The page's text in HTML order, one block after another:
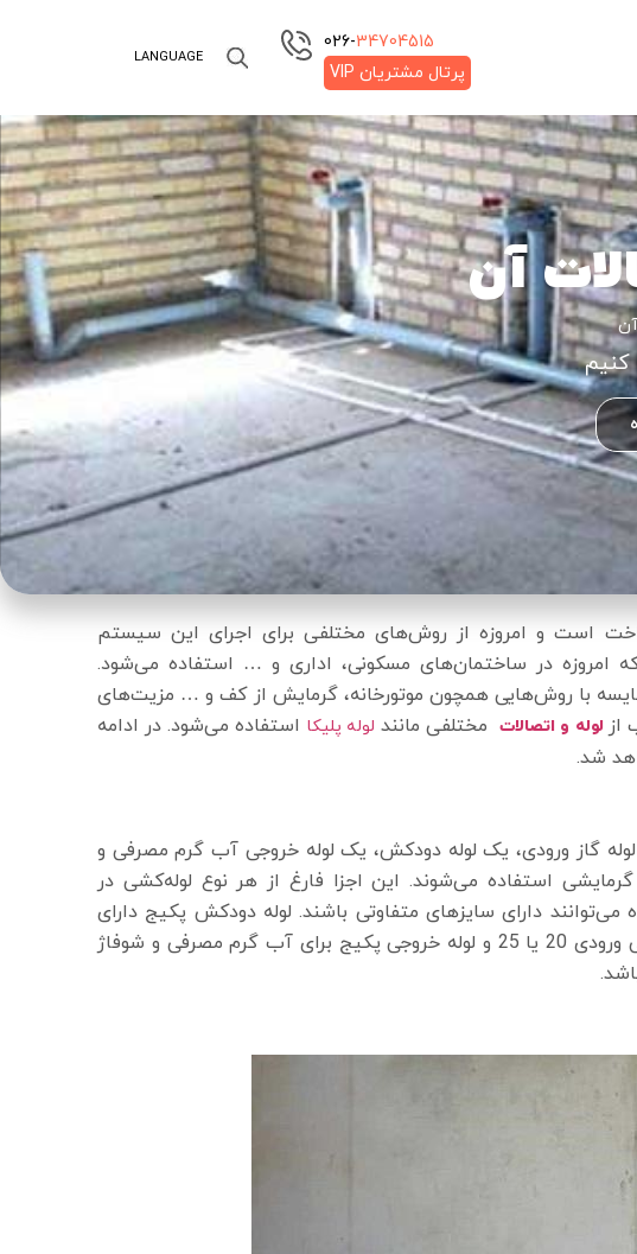
026-‌34704515
پرتال مشتریان VIP
LANGUAGE
آن
کنیم
است و امروزه از روش‌های مختلفی برای اجرای این سیستم
در ساختمان‌های مسکونی، اداری و … استفاده می‌شود.
با روش‌هایی همچون موتورخانه، گرمایش از کف و … مزیت‌های
از لوله و اتصالاتمختلفی مانند لوله پلیکا استفاده می‌شود. در ادامه
شد.
گاز ورودی، یک لوله دودکش، یک لوله خروجی آب گرم مصرفی و
استفاده می‌شوند. این اجزا فارغ از هر نوع لوله‌کشی در
دارای سایزهای متفاوتی باشند. لوله دودکش پکیج دارای
سایز 10 یا 12، قطر لوله گاز 3/4 یا 1 اینچ، قطر لوله آب مصرفی ورودی 20 یا 25 و لوله خروجی پکیج برای آب گرم مصرفی و شوفاژ